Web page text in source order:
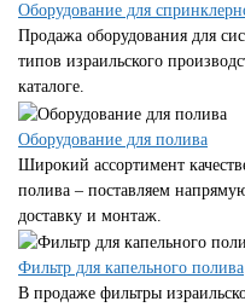
Оборудование для
Продажа оборудования для
типов израильского
каталоге.
Оборудование для полива
Широкий ассортимент
полива – поставляем
доставку и монтаж.
Фильтр для капельного полива
В продаже фильтры